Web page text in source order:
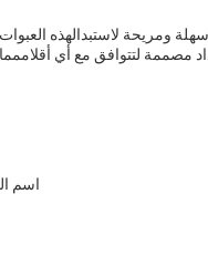
سهلة ومريحة لاستبدالهذه
والإستعادة والإسترداد مصممة لتتوافق
اسم